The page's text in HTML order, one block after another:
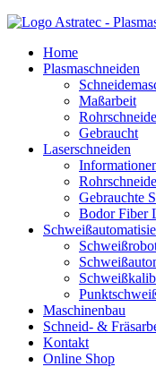
Home
Plasmaschneiden
Maßarbeit
Gebraucht
Laserschneiden
Gebrauchte
Bodor Fiber
Maschinenbau
Schneid- &
Kontakt
Online Shop